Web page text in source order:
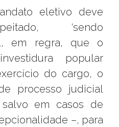
eletivo deve
‘sendo
em regra, que o
popular
do cargo, o
processo judicial
em casos de
–, para